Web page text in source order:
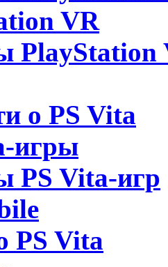
VR
PlayStation
о PS Vita
игры
PS Vita-игр
PS Vita